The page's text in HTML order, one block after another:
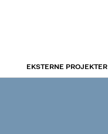
EKSTERNE PROJEKTER